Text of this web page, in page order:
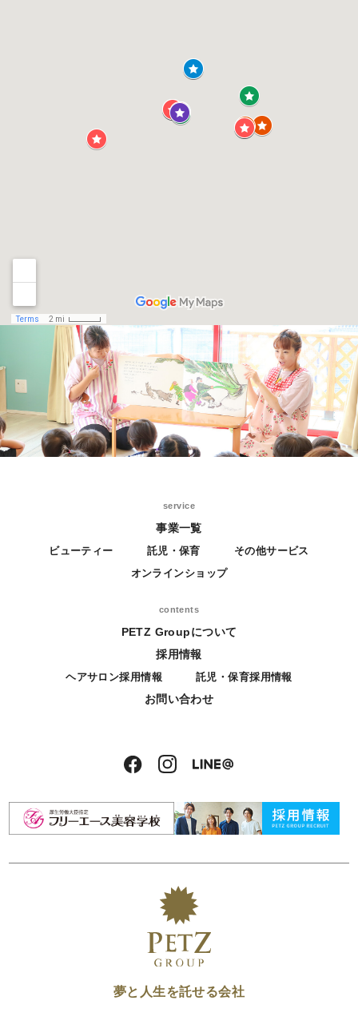
service
事業一覧
ビューティー 託児・保育
その他サービス
オンラインショップ
contents
PETZ Groupについて
採用情報
ヘアサロン採用情報 託児・保育採用情報
お問い合わせ
夢と人生を託せる会社